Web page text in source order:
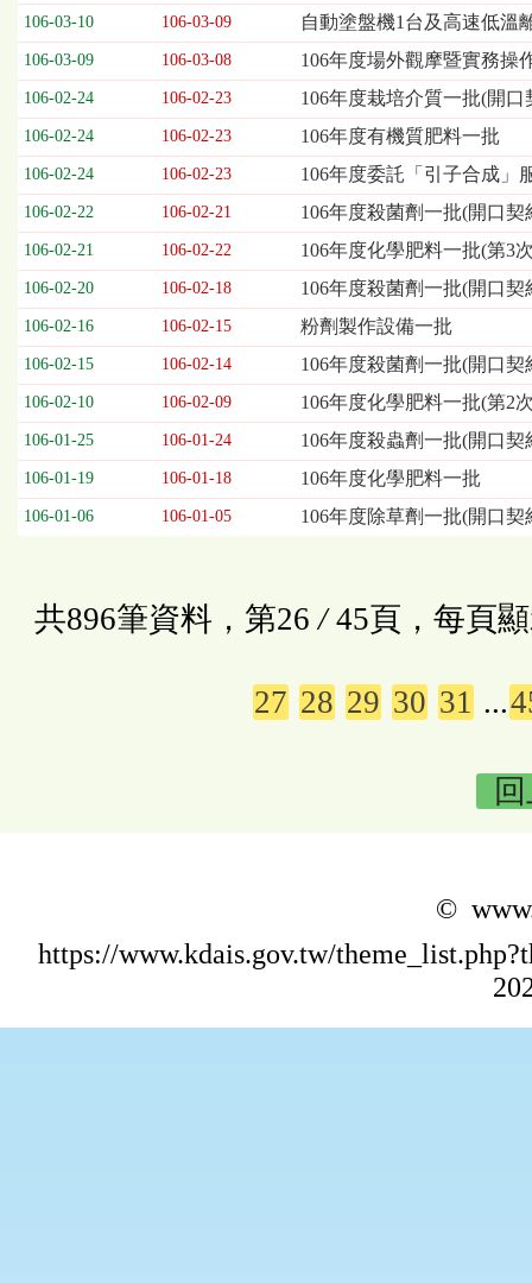
序
開
標
期、
截
標
日
期、
公
告
事
項
106-03-10 106-03-09 自動塗盤機1台及高速低溫
106-03-09 106-03-08 106年度場外觀摩暨實務操
106-02-24 106-02-23 106年度栽培介質一批(開口
106-02-24 106-02-23 106年度有機質肥料一批
106-02-24 106-02-23 106年度委託「引子合成」
106-02-22 106-02-21 106年度殺菌劑一批(開口契
106-02-21 106-02-22 106年度化學肥料一批(第3
106-02-20 106-02-18 106年度殺菌劑一批(開口契
106-02-16 106-02-15 粉劑製作設備一批
106-02-15 106-02-14 106年度殺菌劑一批(開口契
106-02-10 106-02-09 106年度化學肥料一批(第2
106-01-25 106-01-24 106年度殺蟲劑一批(開口契
106-01-19 106-01-18 106年度化學肥料一批
106-01-06 106-01-05 106年度除草劑一批(開口契
共896筆資料，第26 /45頁，每頁
27 28 29 30 31 ...
©
https://www.kdais.gov.tw/